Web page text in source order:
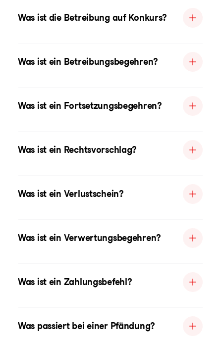
Was ist die Betreibung auf Konkurs?
Was ist ein Betreibungsbegehren?
Was ist ein Fortsetzungsbegehren?
Was ist ein Rechtsvorschlag?
Was ist ein Verlustschein?
Was ist ein Verwertungsbegehren?
Was ist ein Zahlungsbefehl?
Was passiert bei einer Pfändung?